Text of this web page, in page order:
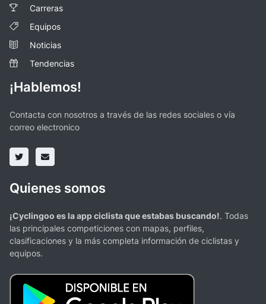
Carreras
Equipos
Noticias
Tendencias
¡Hablemos!
Contacta con nosotros a través de las redes sociales o vía
correo electronico
Quienes somos
¡Cyclingoo es la app ciclista que estabas buscando!. Todas
las principales competiciones con mapas, perfiles,
clasificaciones y la más completa información de ciclistas y
equipos.